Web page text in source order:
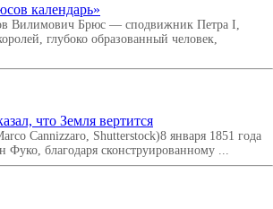
календарь»
Вилимович Брюс — сподвижник Петра I,
глубоко образованный человек,
что Земля вертится
Cannizzaro, Shutterstock)8 января 1851 года
благодаря сконструированному ...